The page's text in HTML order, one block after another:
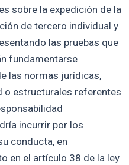
sobre la expedición de la
de tercero individual y
las pruebas que
fundamentarse
las normas jurídicas,
o estructurales referentes
incurrir por los
conducta, en
en el artículo 38 de la ley